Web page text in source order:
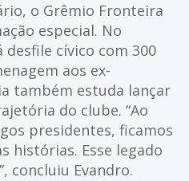
o Grêmio Fronteira
especial. No
cívico com 300
aos ex-
também estuda lançar
do clube. “Ao
presidentes, ficamos
histórias. Esse legado
concluiu Evandro.